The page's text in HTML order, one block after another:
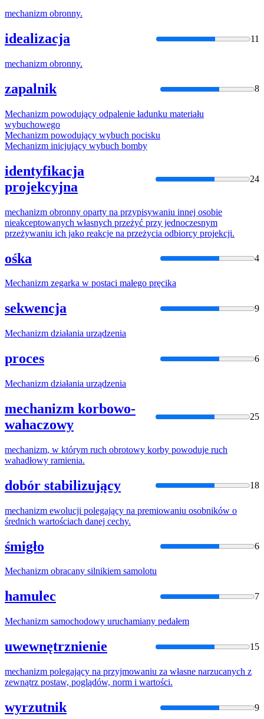
mechanizm obronny.
idealizacja 11
mechanizm obronny.
zapalnik 8
Mechanizm powodujący odpalenie ładunku materiału
wybuchowego
Mechanizm powodujący wybuch pocisku
Mechanizm inicjujący wybuch bomby
identyfikacja
projekcyjna
24
mechanizm obronny oparty na przypisywaniu innej osobie
nieakceptowanych własnych przeżyć przy jednoczesnym
przeżywaniu ich jako reakcje na przeżycia odbiorcy projekcji.
ośka 4
Mechanizm zegarka w postaci małego pręcika
sekwencja 9
Mechanizm działania urządzenia
proces 6
Mechanizm działania urządzenia
mechanizm korbowo-
wahaczowy
25
mechanizm, w którym ruch obrotowy korby powoduje ruch
wahadłowy ramienia.
dobór stabilizujący 18
mechanizm ewolucji polegający na premiowaniu osobników o
średnich wartościach danej cechy.
śmigło 6
Mechanizm obracany silnikiem samolotu
hamulec 7
Mechanizm samochodowy uruchamiany pedałem
uwewnętrznienie 15
mechanizm polegający na przyjmowaniu za własne narzucanych z
zewnątrz postaw, poglądów, norm i wartości.
wyrzutnik 9